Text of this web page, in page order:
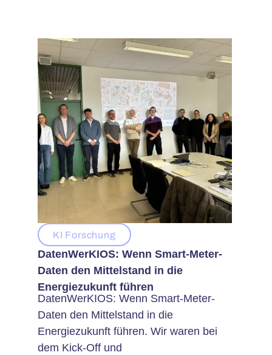
KI Forschung
DatenWerKIOS: Wenn Smart-Meter-
Daten den Mittelstand in die
Energiezukunft führen
DatenWerKIOS: Wenn Smart-Meter-
Daten den Mittelstand in die
Energiezukunft führen. Wir waren bei
dem Kick-Off und